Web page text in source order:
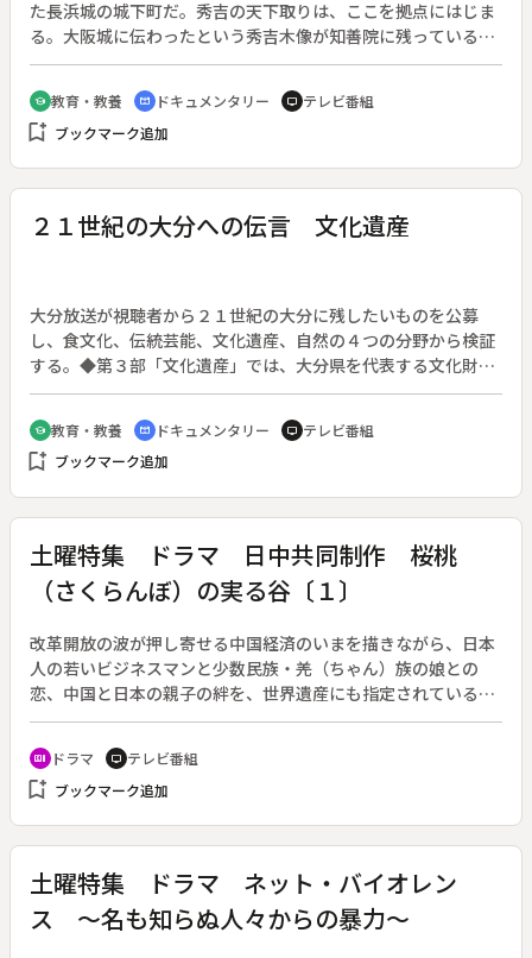
た長浜城の城下町だ。秀吉の天下取りは、ここを拠点にはじま
る。大阪城に伝わったという秀吉木像が知善院に残っている
が、厳しかった江戸時代、よくぞ守ってきたものだ。◆秀吉の
子の誕生祝いが起源という曳山祭りは、子供歌舞伎が呼びも
の。小学３年生の崇行くんは「赤穂浪士」の「大高源五」に出
演する。◆琵琶湖の魚、ウグイの甘露煮や佃煮など、ふるさと
文化財】、子供歌舞伎
school 教育・教養 cinematic_blur ドキュメンタリー tv テレビ番組
bookmark_add ブックマーク追加
２１世紀の大分への伝言 文化遺産
大分放送が視聴者から２１世紀の大分に残したいものを公募
し、食文化、伝統芸能、文化遺産、自然の４つの分野から検証
する。◆第３部「文化遺産」では、大分県を代表する文化財を
紹介する。宇佐神宮を中心とした文化、六郷満山と呼ばれる仏
教文化が栄えた国東半島、国宝・臼杵石仏を頂点とする大野川
流域の仏教文化、さらに日田、大分などである。様々な形で伝
統を守りぬいている人々の姿を通し、伝承することの大切さを
school 教育・教養 cinematic_blur ドキュメンタリー tv テレビ番組
bookmark_add ブックマーク追加
土曜特集 ドラマ 日中共同制作 桜桃
（さくらんぼ）の実る谷〔１〕
改革開放の波が押し寄せる中国経済のいまを描きながら、日本
人の若いビジネスマンと少数民族・羌（ちゃん）族の娘との
恋、中国と日本の親子の絆を、世界遺産にも指定されている九
寨溝を舞台に描く全２回のドラマ。（後編は２６日に放送）◆
上海の日系企業に赴任した前田健也は、信用取引をした相手の
陳恩厚に姿をくらまされる。恩厚を追って、少数民族羌族の住
む桃坪村を訪れた健也は、彼の妹で小学校で音楽を教えている
生える。
recent_actors ドラマ tv テレビ番組
bookmark_add ブックマーク追加
土曜特集 ドラマ ネット・バイオレン
ス ～名も知らぬ人々からの暴力～